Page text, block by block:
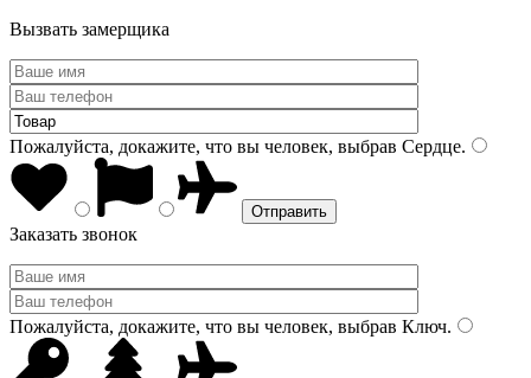
Вызвать замерщика
Пожалуйста, докажите, что вы человек, выбрав Сердце.
Заказать звонок
Пожалуйста, докажите, что вы человек, выбрав Ключ.